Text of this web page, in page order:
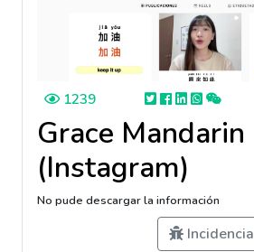
1239
Grace Mandarin
(Instagram)
No pude descargar la información
Incidencia